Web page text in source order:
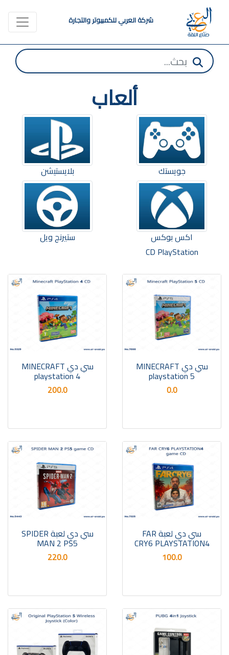
شركة العربي للكمبيوتر والتجارة
ألعاب
جويستك بلايستيشن
اكس بوكس
ستيرنج ويل
CD PlayStation
سي دي MINECRAFT
playstation 5
0.0
سي دي MINECRAFT
playstation 4
200.0
سي دي لعبة FAR
CRY6 PLAYSTATION4
100.0
سي دي لعبة SPIDER
MAN 2 PS5
220.0